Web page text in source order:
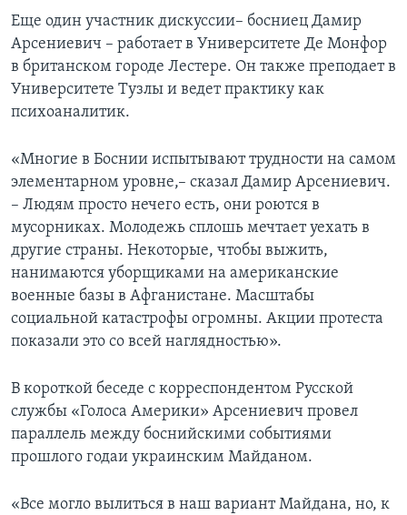
Еще один участник дискуссии– босниец Дамир
Арсениевич – работает в Университете Де Монфор
в британском городе Лестере. Он также преподает в
Университете Тузлы и ведет практику как
психоаналитик.
«Многие в Боснии испытывают трудности на самом
элементарном уровне,– сказал Дамир Арсениевич.
– Людям просто нечего есть, они роются в
мусорниках. Молодежь сплошь мечтает уехать в
другие страны. Некоторые, чтобы выжить,
нанимаются уборщиками на американские
военные базы в Афганистане. Масштабы
социальной катастрофы огромны. Акции протеста
показали это со всей наглядностью».
В короткой беседе с корреспондентом Русской
службы «Голоса Америки» Арсениевич провел
параллель между боснийскими событиями
прошлого годаи украинским Майданом.
«Все могло вылиться в наш вариант Майдана, но, к